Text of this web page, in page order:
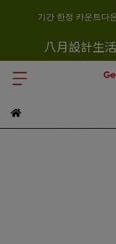
기간 한정 카운트다
八月設計生